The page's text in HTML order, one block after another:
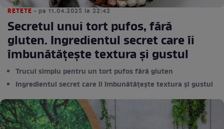
RETETE • pe 11.04.2025 la 22:42
Secretul unui tort pufos, fără
gluten. Ingredientul secret care îi
îmbunătățește textura și gustul
Trucul simplu pentru un tort pufos fără gluten
Ingredientul secret care îi îmbunătățește textura și gustul